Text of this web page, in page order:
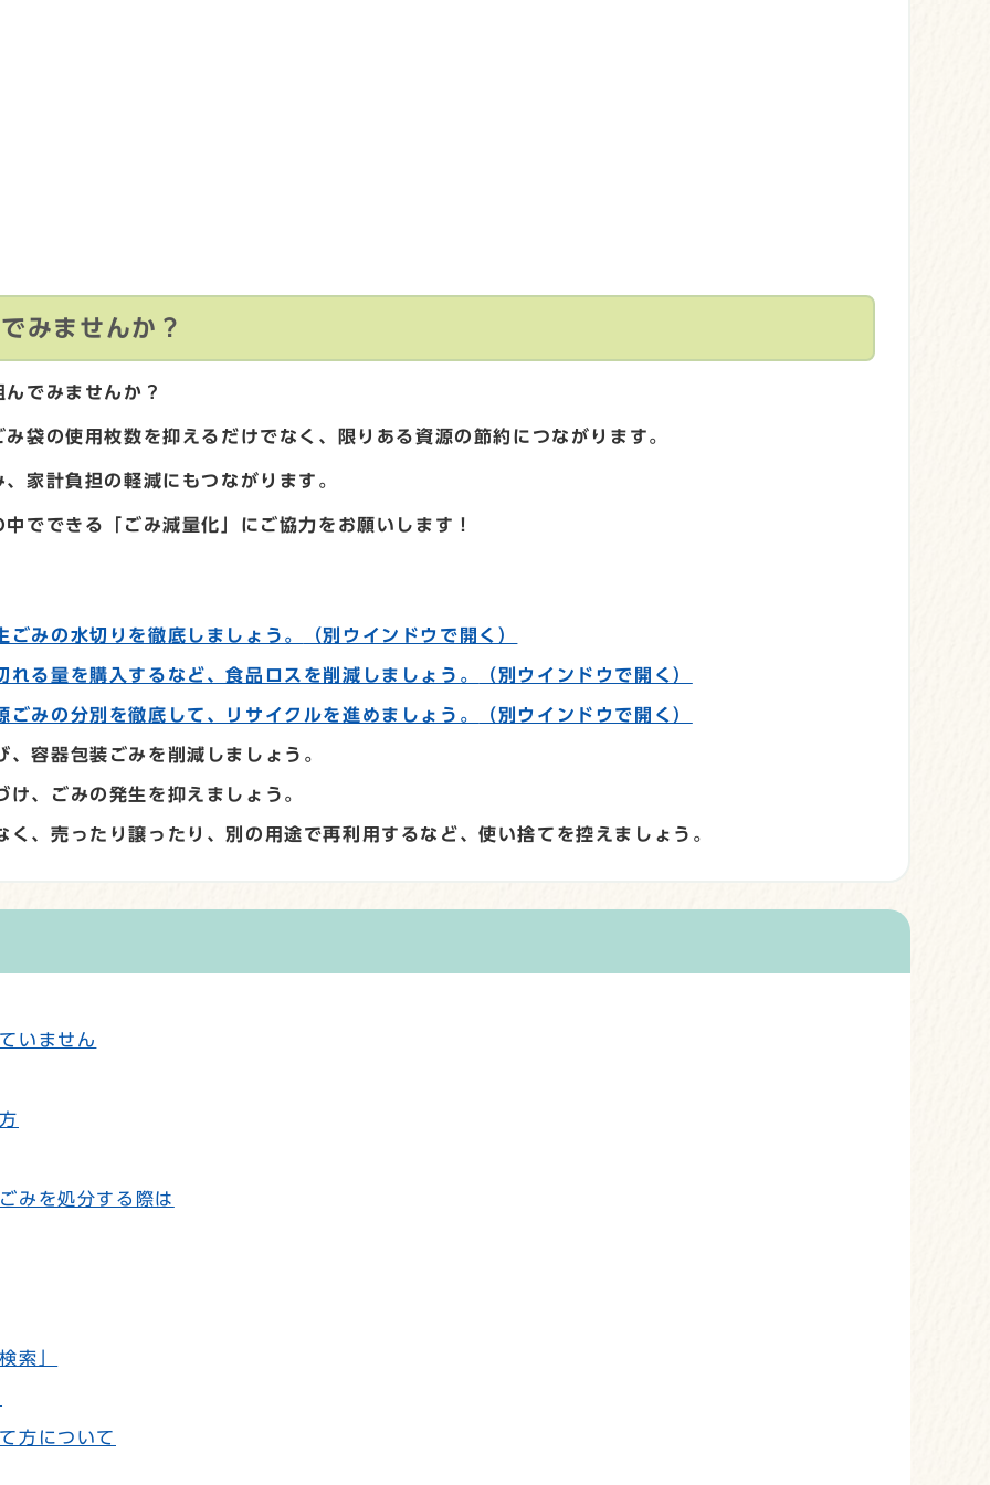
みませんか？
でみませんか？
袋の使用枚数を抑えるだけでなく、限りある資源の節約につながります。
家計負担の軽減にもつながります。
でできる「ごみ減量化」にご協力をお願いします！
みの水切りを徹底しましょう。 （別ウインドウで開く）
る量を購入するなど、食品ロスを削減しましょう。 （別ウインドウで開く）
みの分別を徹底して、リサイクルを進めましょう。 （別ウインドウで開く）
容器包装ごみを削減しましょう。
、ごみの発生を抑えましょう。
、売ったり譲ったり、別の用途で再利用するなど、使い捨てを控えましょう。
いません
みを処分する際は
索」
方について